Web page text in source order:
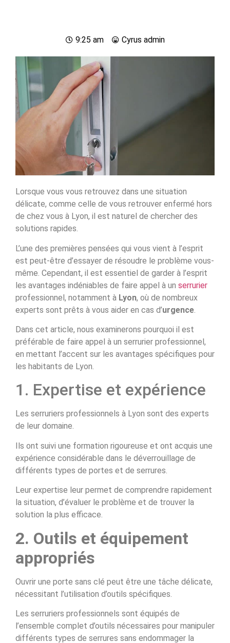
9:25 am Cyrus admin
Lorsque vous vous retrouvez dans une situation
délicate, comme celle de vous retrouver enfermé hors
de chez vous à Lyon, il est naturel de chercher des
solutions rapides.
L’une des premières pensées qui vous vient à l’esprit
est peut-être d’essayer de résoudre le problème vous-
même. Cependant, il est essentiel de garder à l’esprit
les avantages indéniables de faire appel à un serrurier
professionnel, notamment à Lyon, où de nombreux
experts sont prêts à vous aider en cas d’urgence
Dans cet article, nous examinerons pourquoi il est
préférable de faire appel à un serrurier professionnel,
en mettant l’accent sur les avantages spécifiques pour
les habitants de Lyon.
1. Expertise et expérience
Les serruriers professionnels à Lyon sont des experts
de leur domaine.
Ils ont suivi une formation rigoureuse et ont acquis une
expérience considérable dans le déverrouillage de
différents types de portes et de serrures.
Leur expertise leur permet de comprendre rapidement
la situation, d’évaluer le problème et de trouver la
solution la plus efficace.
2. Outils et équipement
appropriés
Ouvrir une porte sans clé peut être une tâche délicate,
nécessitant l’utilisation d’outils spécifiques.
Les serruriers professionnels sont équipés de
l’ensemble complet d’outils nécessaires pour manipuler
différents types de serrures sans endommager la